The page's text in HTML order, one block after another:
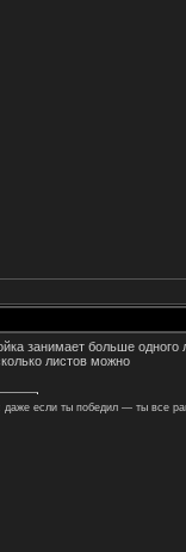
занимает больше одного
листов можно
даже если ты победил — ты все